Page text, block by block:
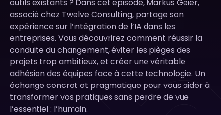
outils existants ? Dans cet épisode, Markus Geier,
associé chez Twelve Consulting, partage son
expérience sur l’intégration de l’IA dans les
entreprises. Vous découvrirez comment réussir la
conduite du changement, éviter les pièges des
projets trop ambitieux, et créer une véritable
adhésion des équipes face à cette technologie. Un
échange concret et pragmatique pour vous aider à
transformer vos pratiques sans perdre de vue
l’essentiel : l’humain.